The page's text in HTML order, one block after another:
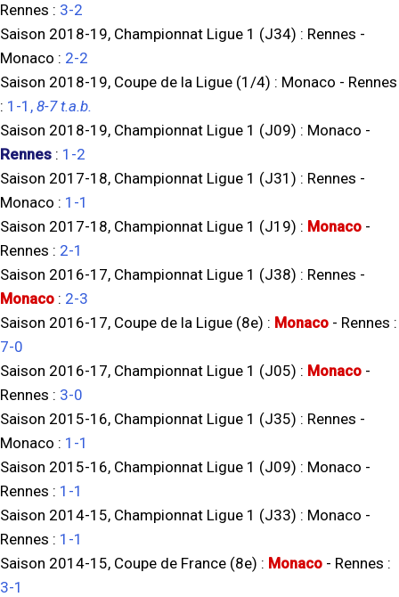
Rennes : 3-2
Saison 2018-19, Championnat Ligue 1 (J34) : Rennes -
Monaco : 2-2
Saison 2018-19, Coupe de la Ligue (1/4) : Monaco - Rennes
: 1-1, 8-7 t.a.b.
Saison 2018-19, Championnat Ligue 1 (J09) : Monaco -
Rennes : 1-2
Saison 2017-18, Championnat Ligue 1 (J31) : Rennes -
Monaco : 1-1
Saison 2017-18, Championnat Ligue 1 (J19) : Monaco -
Rennes : 2-1
Saison 2016-17, Championnat Ligue 1 (J38) : Rennes -
Monaco : 2-3
Saison 2016-17, Coupe de la Ligue (8e) : Monaco - Rennes :
7-0
Saison 2016-17, Championnat Ligue 1 (J05) : Monaco -
Rennes : 3-0
Saison 2015-16, Championnat Ligue 1 (J35) : Rennes -
Monaco : 1-1
Saison 2015-16, Championnat Ligue 1 (J09) : Monaco -
Rennes : 1-1
Saison 2014-15, Championnat Ligue 1 (J33) : Monaco -
Rennes : 1-1
Saison 2014-15, Coupe de France (8e) : Monaco - Rennes :
3-1